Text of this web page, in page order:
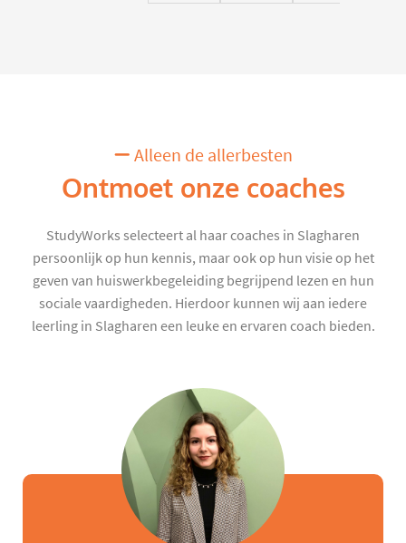
Alleen de allerbesten
Ontmoet onze coaches
StudyWorks selecteert al haar coaches in Slagharen
persoonlijk op hun kennis, maar ook op hun visie op het
geven van huiswerkbegeleiding begrijpend lezen en hun
sociale vaardigheden. Hierdoor kunnen wij aan iedere
leerling in Slagharen een leuke en ervaren coach bieden.